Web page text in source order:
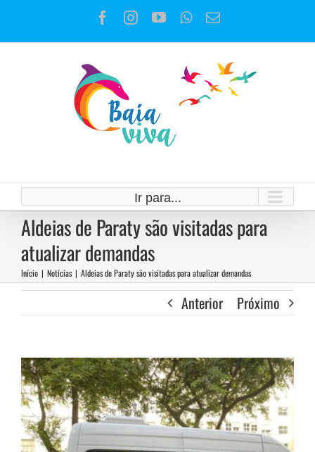
o
Facebook
Instagram
YouTubeWhatsApp
E-
Ir para...
Aldeias de Paraty são visitadas para
atualizar demandas
Início | Notícias | Aldeias de Paraty são visitadas para atualizar demandas
Anterior Próximo
View
Larger
Image